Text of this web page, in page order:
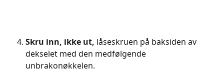
Skru inn, ikke ut, låseskruen på baksiden av
dekselet med den medfølgende
unbrakonøkkelen.